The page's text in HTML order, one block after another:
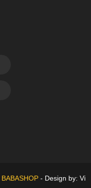
BABASHOP - Design by: Vi